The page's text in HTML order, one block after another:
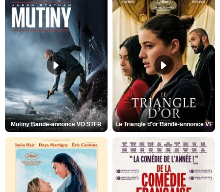
Mutiny Bande-annonce VO STFR Le Triangle d'or Bande-annonce VF